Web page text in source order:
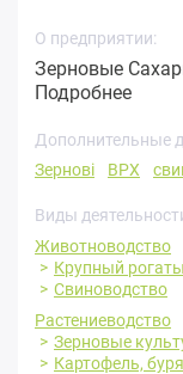
О предприятии:
Зерновые
Подробнее
Дополнительные
Зернові
ВРХ
Виды
Животноводство
Крупный
Свиноводство
Растениеводство
Зерновые
Картофель,